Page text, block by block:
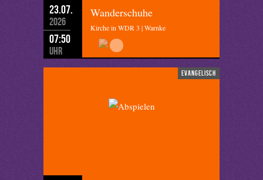
23.07.
2026
07:50
Uhr
Wanderschuhe
Kirche in WDR 3 | Warnke
evangelisch